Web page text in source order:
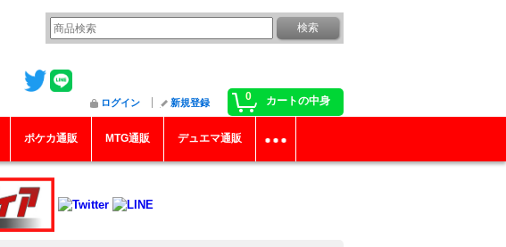
0 カートの中身
ログイン 新規登録
ポケカ通販 MTG通販 デュエマ通販